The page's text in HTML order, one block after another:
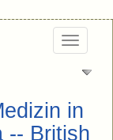
in
-- British